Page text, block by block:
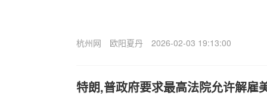
杭州网 欧阳夏丹 2026-02-03 19:13:00
特朗,普政府要求最高法院允许解雇